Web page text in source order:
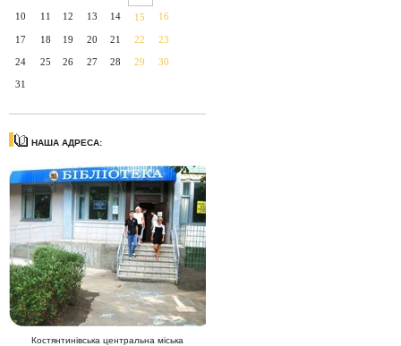
10 11 12 13 14 15 16
17 18 19 20 21 22 23
24 25 26 27 28 29 30
31
НАША АДРЕСА:
Костянтинівська центральна міська